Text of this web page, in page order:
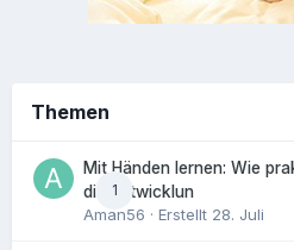
Themen
1
Mit Händen lernen: Wie
die Entwicklun
Aman56 · Erstellt 28. Juli